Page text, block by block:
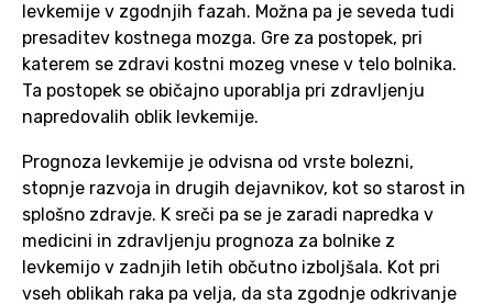
levkemije v zgodnjih fazah. Možna pa je seveda tudi
presaditev kostnega mozga. Gre za postopek, pri
katerem se zdravi kostni mozeg vnese v telo bolnika.
Ta postopek se običajno uporablja pri zdravljenju
napredovalih oblik levkemije.
Prognoza levkemije je odvisna od vrste bolezni,
stopnje razvoja in drugih dejavnikov, kot so starost in
splošno zdravje. K sreči pa se je zaradi napredka v
medicini in zdravljenju prognoza za bolnike z
levkemijo v zadnjih letih občutno izboljšala. Kot pri
vseh oblikah raka pa velja, da sta zgodnje odkrivanje